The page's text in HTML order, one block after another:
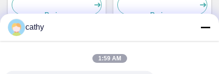
Preis Preis
Schnelle Kontaktaufnahme
cathy
1:59 AM